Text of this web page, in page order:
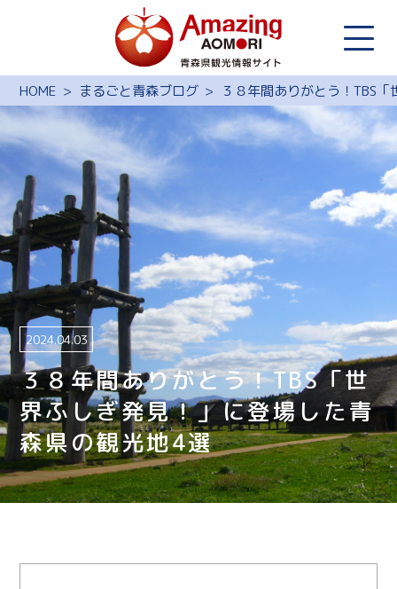
HOME まるごと青森ブログ ３８年間ありがとう！TBS
３８年間ありがとう！TBS「世
界ふしぎ発見！」に登場した青
森県の観光地4選
2024.04.03